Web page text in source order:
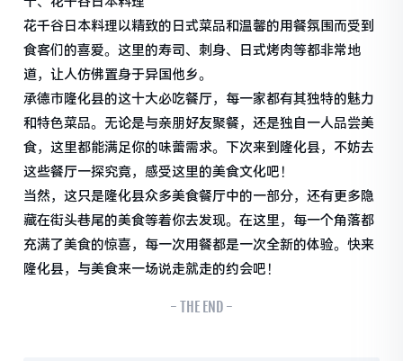
花千谷日本料理以精致的日式菜品和温馨的用餐氛围而受到
食客们的喜爱。这里的寿司、刺身、日式烤肉等都非常地
道，让人仿佛置身于异国他乡。
承德市隆化县的这十大必吃餐厅，每一家都有其独特的魅力
和特色菜品。无论是与亲朋好友聚餐，还是独自一人品尝美
食，这里都能满足你的味蕾需求。下次来到隆化县，不妨去
这些餐厅一探究竟，感受这里的美食文化吧！
当然，这只是隆化县众多美食餐厅中的一部分，还有更多隐
藏在街头巷尾的美食等着你去发现。在这里，每一个角落都
充满了美食的惊喜，每一次用餐都是一次全新的体验。快来
隆化县，与美食来一场说走就走的约会吧！
- THE END -